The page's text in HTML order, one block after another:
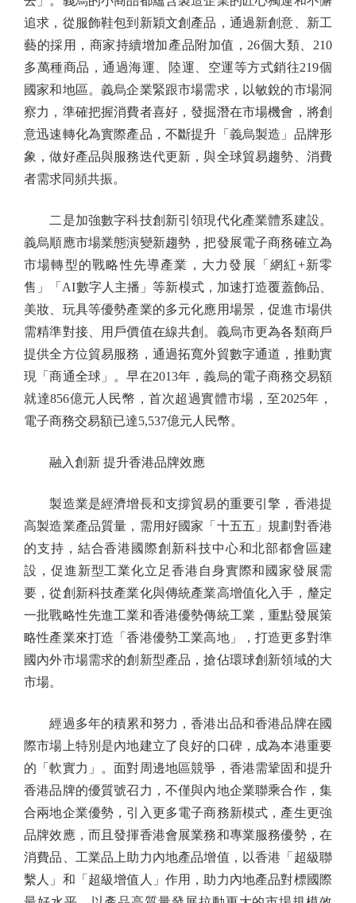
追求，從服飾鞋包到新穎文創產品，通過新創意、新工
藝的採用，商家持續增加產品附加值，26個大類、210
多萬種商品，通過海運、陸運、空運等方式銷往219個
國家和地區。義烏企業緊跟市場需求，以敏銳的市場洞
察力，準確把握消費者喜好，發掘潛在市場機會，將創
意迅速轉化為實際產品，不斷提升「義烏製造」品牌形
象，做好產品與服務迭代更新，與全球貿易趨勢、消費
者需求同頻共振。
二是加強數字科技創新引領現代化產業體系建設。
義烏順應市場業態演變新趨勢，把發展電子商務確立為
市場轉型的戰略性先導產業，大力發展「網紅+新零
售」「AI數字人主播」等新模式，加速打造覆蓋飾品、
美妝、玩具等優勢產業的多元化應用場景，促進市場供
需精準對接、用戶價值在線共創。義烏市更為各類商戶
提供全方位貿易服務，通過拓寬外貿數字通道，推動實
現「商通全球」。早在2013年，義烏的電子商務交易額
就達856億元人民幣，首次超過實體市場，至2025年，
電子商務交易額已達5,537億元人民幣。
融入創新 提升香港品牌效應
製造業是經濟增長和支撐貿易的重要引擎，香港提
高製造業產品質量，需用好國家「十五五」規劃對香港
的支持，結合香港國際創新科技中心和北部都會區建
設，促進新型工業化立足香港自身實際和國家發展需
要，從創新科技產業化與傳統產業高增值化入手，釐定
一批戰略性先進工業和香港優勢傳統工業，重點發展策
略性產業來打造「香港優勢工業高地」，打造更多對準
國內外市場需求的創新型產品，搶佔環球創新領域的大
市場。
經過多年的積累和努力，香港出品和香港品牌在國
際市場上特別是內地建立了良好的口碑，成為本港重要
的「軟實力」。面對周邊地區競爭，香港需鞏固和提升
香港品牌的優質號召力，不僅與內地企業聯乘合作，集
合兩地企業優勢，引入更多電子商務新模式，產生更強
品牌效應，而且發揮香港會展業務和專業服務優勢，在
消費品、工業品上助力內地產品增值，以香港「超級聯
繫人」和「超級增值人」作用，助力內地產品對標國際